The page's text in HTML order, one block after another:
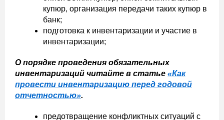
купюр, организация передачи таких купюр в
банк;
подготовка к инвентаризации и участие в
инвентаризации;
О порядке проведения обязательных
инвентаризаций читайте в статье «Как
провести инвентаризацию перед годовой
отчетностью».
предотвращение конфликтных ситуаций с